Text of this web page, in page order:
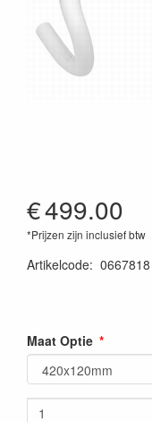
€499.00
*Prijzen zijn inclusief btw
Artikelcode: 0667818
Maat Optie